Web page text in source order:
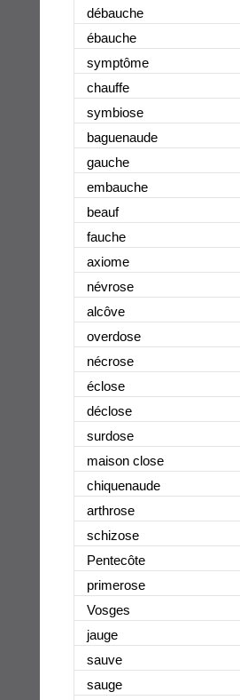
débauche
ébauche
symptôme
chauffe
symbiose
baguenaude
gauche
embauche
beauf
fauche
axiome
névrose
alcôve
overdose
nécrose
éclose
déclose
surdose
maison close
chiquenaude
arthrose
schizose
Pentecôte
primerose
Vosges
jauge
sauve
sauge